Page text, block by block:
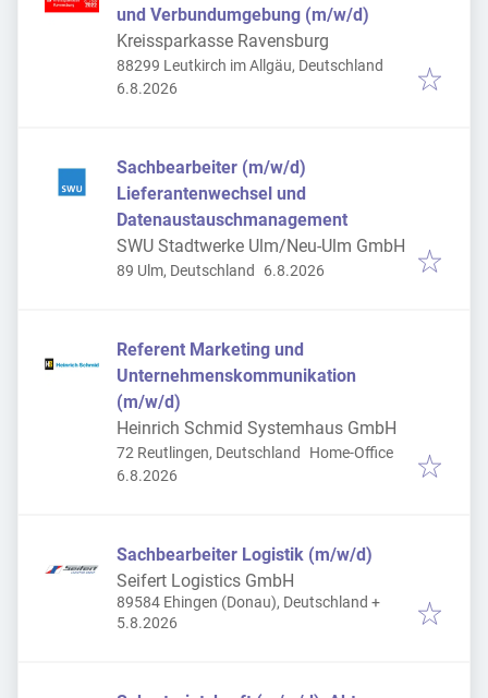
und Verbundumgebung (m/w/d)
Kreissparkasse Ravensburg
88299 Leutkirch im Allgäu, Deutschland
Veröffentlicht
6.8.2026
Sachbearbeiter (m/w/d)
Lieferantenwechsel und
Datenaustauschmanagement
SWU Stadtwerke Ulm/Neu-Ulm GmbH
89 Ulm, Deutschland Veröffentlicht
6.8.2026
Referent Marketing und
Unternehmenskommunikation
(m/w/d)
Heinrich Schmid Systemhaus GmbH
72 Reutlingen, Deutschland
Home-Office
Veröffentlicht
6.8.2026
Sachbearbeiter Logistik (m/w/d)
Seifert Logistics GmbH
89584 Ehingen (Donau), Deutschland +
Veröffentlicht
5.8.2026